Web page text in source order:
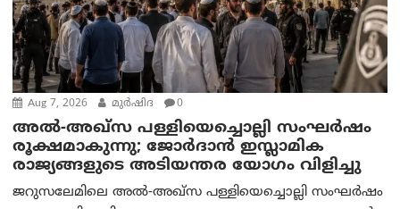
Aug 7, 2026 മുര്‍ഷിദ 0
അൽ-അഖ്‌സ പള്ളിയെച്ചൊല്ലി സംഘർഷം
രൂക്ഷമാകുന്നു; ജോർദാൻ ഇസ്ലാമിക
രാജ്യങ്ങളുടെ അടിയന്തര യോഗം വിളിച്ചു
ജറുസലേമിലെ അൽ-അഖ്‌സ പള്ളിയെച്ചൊല്ലി സംഘർഷം